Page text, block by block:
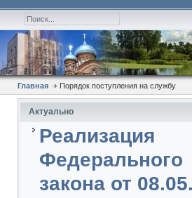
Главная Порядок поступления на службу
Актуально
Реализация
Федерального
закона от